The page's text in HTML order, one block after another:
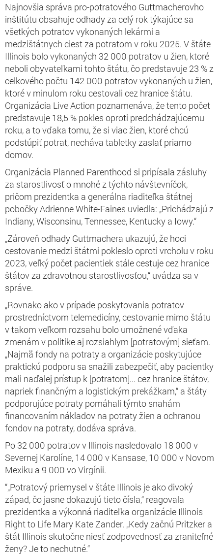
Najnovšia správa pro-potratového Guttmacherovho
inštitútu obsahuje odhady za celý rok týkajúce sa
všetkých potratov vykonaných lekármi a
medzištátnych ciest za potratom v roku 2025. V štáte
Illinois bolo vykonaných 32 000 potratov u žien, ktoré
neboli obyvateľkami tohto štátu, čo predstavuje 23 % z
celkového počtu 142 000 potratov vykonaných u žien,
ktoré v minulom roku cestovali cez hranice štátu.
Organizácia Live Action poznamenáva, že tento počet
predstavuje 18,5 % pokles oproti predchádzajúcemu
roku, a to vďaka tomu, že si viac žien, ktoré chcú
podstúpiť potrat, necháva tabletky zaslať priamo
domov.
Organizácia Planned Parenthood si pripísala zásluhy
za starostlivosť o mnohé z týchto návštevníčok,
pričom prezidentka a generálna riaditeľka štátnej
pobočky Adrienne White-Faines uviedla: „Prichádzajú z
Indiany, Wisconsinu, Tennessee, Kentucky a Iowy.“
„Zároveň odhady Guttmachera ukazujú, že hoci
cestovanie medzi štátmi pokleslo oproti vrcholu v roku
2023, veľký počet pacientiek stále cestuje cez hranice
štátov za zdravotnou starostlivosťou,“ uvádza sa v
správe.
„Rovnako ako v prípade poskytovania potratov
prostredníctvom telemedicíny, cestovanie mimo štátu
v takom veľkom rozsahu bolo umožnené vďaka
zmenám v politike aj rozsiahlym [potratovým] sieťam.
„Najmä fondy na potraty a organizácie poskytujúce
praktickú podporu sa snažili zabezpečiť, aby pacientky
mali naďalej prístup k [potratom]... cez hranice štátov,
napriek finančným a logistickým prekážkam,“ a štáty
podporujúce potraty pomáhali týmto snahám
financovaním nákladov na potraty žien a ochranou
fondov na potraty, dodáva správa.
Po 32 000 potratov v Illinois nasledovalo 18 000 v
Severnej Karolíne, 14 000 v Kansase, 10 000 v Novom
Mexiku a 9 000 vo Virgínii.
“„Potratový priemysel v štáte Illinois je ako divoký
západ, čo jasne dokazujú tieto čísla,“ reagovala
prezidentka a výkonná riaditeľka organizácie Illinois
Right to Life Mary Kate Zander. „Kedy začnú Pritzker a
štát Illinois skutočne niesť zodpovednosť za zraniteľné
ženy? Je to nechutné.“